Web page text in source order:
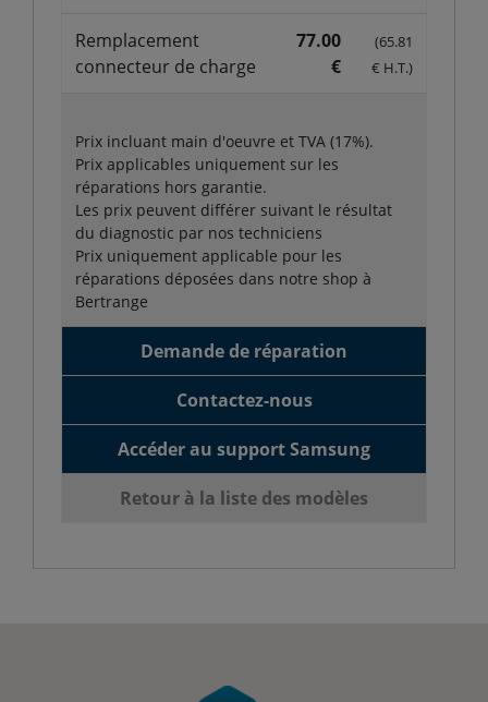
Remplacement
connecteur de charge
77.00
€
(65.81
€ H.T.)
Prix incluant main d'oeuvre et TVA (17%).
Prix applicables uniquement sur les
réparations hors garantie.
Les prix peuvent différer suivant le résultat
du diagnostic par nos techniciens
Prix uniquement applicable pour les
réparations déposées dans notre shop à
Bertrange
Demande de réparation
Contactez-nous
Accéder au support Samsung
Retour à la liste des modèles